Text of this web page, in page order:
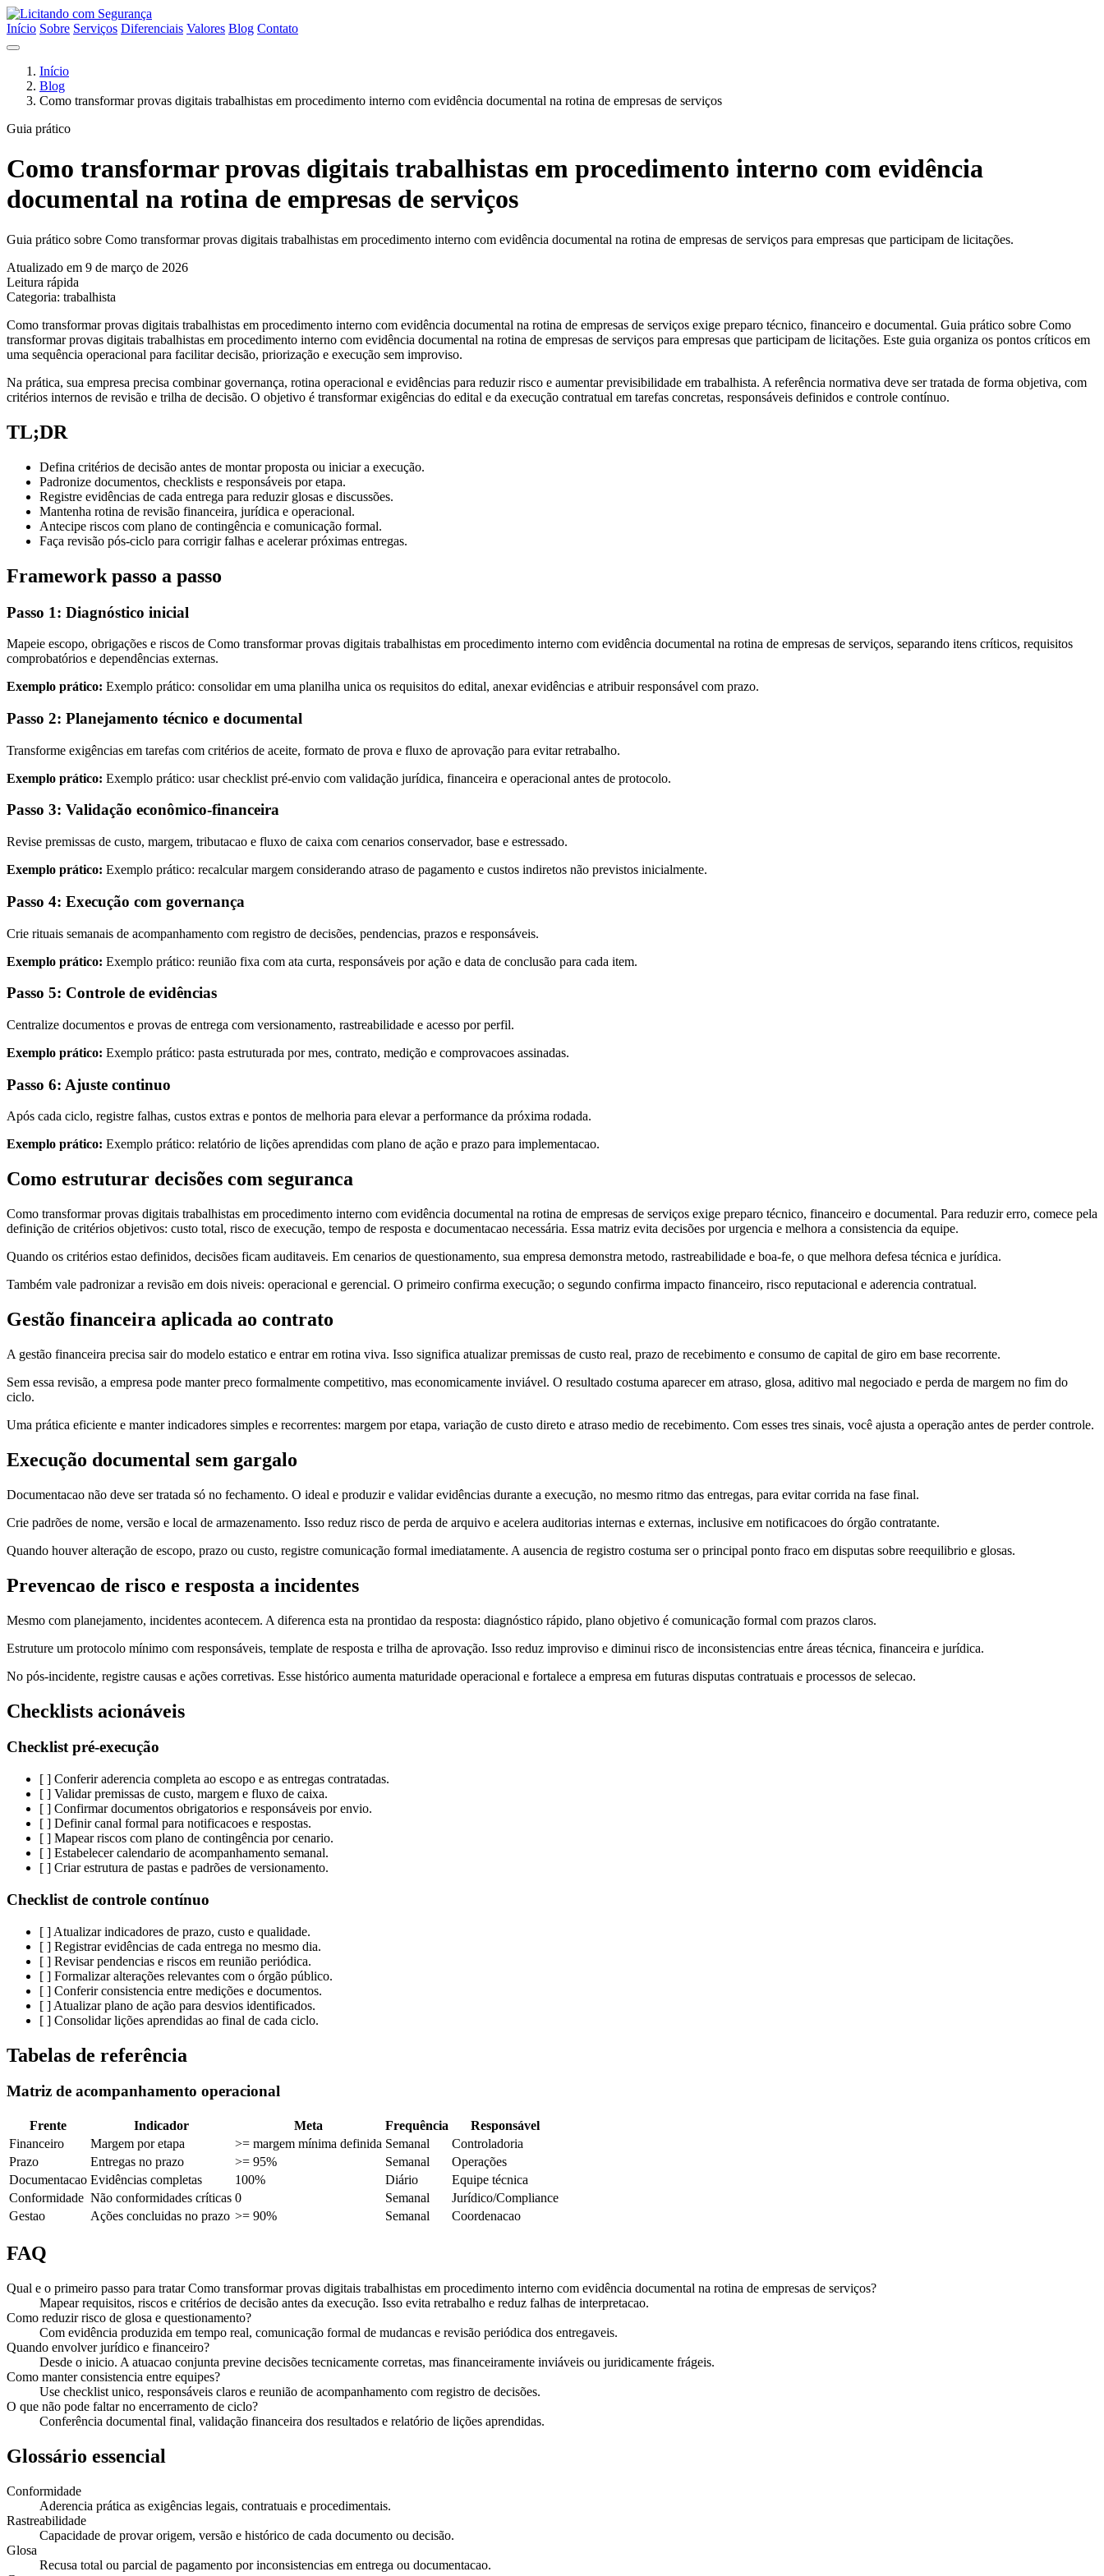
Início Sobre Serviços Diferenciais Valores Blog Contato
Início
Blog
Como transformar provas digitais trabalhistas em procedimento interno com evidência documental na rotina de empresas de serviços
Guia prático
Como transformar provas digitais trabalhistas em procedimento interno com evidência
documental na rotina de empresas de serviços
Guia prático sobre Como transformar provas digitais trabalhistas em procedimento interno com evidência documental na rotina de empresas de serviços para empresas que participam de licitações.
Atualizado em 9 de março de 2026
Leitura rápida
Categoria: trabalhista
Como transformar provas digitais trabalhistas em procedimento interno com evidência documental na rotina de empresas de serviços exige preparo técnico, financeiro e documental. Guia prático sobre Como
transformar provas digitais trabalhistas em procedimento interno com evidência documental na rotina de empresas de serviços para empresas que participam de licitações. Este guia organiza os pontos críticos em
uma sequência operacional para facilitar decisão, priorização e execução sem improviso.
Na prática, sua empresa precisa combinar governança, rotina operacional e evidências para reduzir risco e aumentar previsibilidade em trabalhista. A referência normativa deve ser tratada de forma objetiva, com
critérios internos de revisão e trilha de decisão. O objetivo é transformar exigências do edital e da execução contratual em tarefas concretas, responsáveis definidos e controle contínuo.
TL;DR
Defina critérios de decisão antes de montar proposta ou iniciar a execução.
Padronize documentos, checklists e responsáveis por etapa.
Registre evidências de cada entrega para reduzir glosas e discussões.
Mantenha rotina de revisão financeira, jurídica e operacional.
Antecipe riscos com plano de contingência e comunicação formal.
Faça revisão pós-ciclo para corrigir falhas e acelerar próximas entregas.
Framework passo a passo
Passo 1: Diagnóstico inicial
Mapeie escopo, obrigações e riscos de Como transformar provas digitais trabalhistas em procedimento interno com evidência documental na rotina de empresas de serviços, separando itens críticos, requisitos
comprobatórios e dependências externas.
Exemplo prático: Exemplo prático: consolidar em uma planilha unica os requisitos do edital, anexar evidências e atribuir responsável com prazo.
Passo 2: Planejamento técnico e documental
Transforme exigências em tarefas com critérios de aceite, formato de prova e fluxo de aprovação para evitar retrabalho.
Exemplo prático: Exemplo prático: usar checklist pré-envio com validação jurídica, financeira e operacional antes de protocolo.
Passo 3: Validação econômico-financeira
Revise premissas de custo, margem, tributacao e fluxo de caixa com cenarios conservador, base e estressado.
Exemplo prático: Exemplo prático: recalcular margem considerando atraso de pagamento e custos indiretos não previstos inicialmente.
Passo 4: Execução com governança
Crie rituais semanais de acompanhamento com registro de decisões, pendencias, prazos e responsáveis.
Exemplo prático: Exemplo prático: reunião fixa com ata curta, responsáveis por ação e data de conclusão para cada item.
Passo 5: Controle de evidências
Centralize documentos e provas de entrega com versionamento, rastreabilidade e acesso por perfil.
Exemplo prático: Exemplo prático: pasta estruturada por mes, contrato, medição e comprovacoes assinadas.
Passo 6: Ajuste continuo
Após cada ciclo, registre falhas, custos extras e pontos de melhoria para elevar a performance da próxima rodada.
Exemplo prático: Exemplo prático: relatório de lições aprendidas com plano de ação e prazo para implementacao.
Como estruturar decisões com seguranca
Como transformar provas digitais trabalhistas em procedimento interno com evidência documental na rotina de empresas de serviços exige preparo técnico, financeiro e documental. Para reduzir erro, comece pela
definição de critérios objetivos: custo total, risco de execução, tempo de resposta e documentacao necessária. Essa matriz evita decisões por urgencia e melhora a consistencia da equipe.
Quando os critérios estao definidos, decisões ficam auditaveis. Em cenarios de questionamento, sua empresa demonstra metodo, rastreabilidade e boa-fe, o que melhora defesa técnica e jurídica.
Também vale padronizar a revisão em dois niveis: operacional e gerencial. O primeiro confirma execução; o segundo confirma impacto financeiro, risco reputacional e aderencia contratual.
Gestão financeira aplicada ao contrato
A gestão financeira precisa sair do modelo estatico e entrar em rotina viva. Isso significa atualizar premissas de custo real, prazo de recebimento e consumo de capital de giro em base recorrente.
Sem essa revisão, a empresa pode manter preco formalmente competitivo, mas economicamente inviável. O resultado costuma aparecer em atraso, glosa, aditivo mal negociado e perda de margem no fim do
ciclo.
Uma prática eficiente e manter indicadores simples e recorrentes: margem por etapa, variação de custo direto e atraso medio de recebimento. Com esses tres sinais, você ajusta a operação antes de perder controle.
Execução documental sem gargalo
Documentacao não deve ser tratada só no fechamento. O ideal e produzir e validar evidências durante a execução, no mesmo ritmo das entregas, para evitar corrida na fase final.
Crie padrões de nome, versão e local de armazenamento. Isso reduz risco de perda de arquivo e acelera auditorias internas e externas, inclusive em notificacoes do órgão contratante.
Quando houver alteração de escopo, prazo ou custo, registre comunicação formal imediatamente. A ausencia de registro costuma ser o principal ponto fraco em disputas sobre reequilibrio e glosas.
Prevencao de risco e resposta a incidentes
Mesmo com planejamento, incidentes acontecem. A diferenca esta na prontidao da resposta: diagnóstico rápido, plano objetivo é comunicação formal com prazos claros.
Estruture um protocolo mínimo com responsáveis, template de resposta e trilha de aprovação. Isso reduz improviso e diminui risco de inconsistencias entre áreas técnica, financeira e jurídica.
No pós-incidente, registre causas e ações corretivas. Esse histórico aumenta maturidade operacional e fortalece a empresa em futuras disputas contratuais e processos de selecao.
Checklists acionáveis
Checklist pré-execução
[ ] Conferir aderencia completa ao escopo e as entregas contratadas.
[ ] Validar premissas de custo, margem e fluxo de caixa.
[ ] Confirmar documentos obrigatorios e responsáveis por envio.
[ ] Definir canal formal para notificacoes e respostas.
[ ] Mapear riscos com plano de contingência por cenario.
[ ] Estabelecer calendario de acompanhamento semanal.
[ ] Criar estrutura de pastas e padrões de versionamento.
Checklist de controle contínuo
[ ] Atualizar indicadores de prazo, custo e qualidade.
[ ] Registrar evidências de cada entrega no mesmo dia.
[ ] Revisar pendencias e riscos em reunião periódica.
[ ] Formalizar alterações relevantes com o órgão público.
[ ] Conferir consistencia entre medições e documentos.
[ ] Atualizar plano de ação para desvios identificados.
[ ] Consolidar lições aprendidas ao final de cada ciclo.
Tabelas de referência
Matriz de acompanhamento operacional
Frente Indicador Meta Frequência
Responsável
Financeiro
Margem por etapa >= margem mínima definida Semanal
Controladoria
Prazo
Entregas no prazo >= 95% Semanal
Operações
Documentacao Evidências completas 100% Diário
Equipe técnica
Conformidade Não conformidades críticas 0 Semanal
Jurídico/Compliance
Gestao
Ações concluidas no prazo >= 90% Semanal Coordenacao
FAQ
Qual e o primeiro passo para tratar Como transformar provas digitais trabalhistas em procedimento interno com evidência documental na rotina de empresas de serviços?
Mapear requisitos, riscos e critérios de decisão antes da execução. Isso evita retrabalho e reduz falhas de interpretacao.
Como reduzir risco de glosa e questionamento?
Com evidência produzida em tempo real, comunicação formal de mudancas e revisão periódica dos entregaveis.
Quando envolver jurídico e financeiro?
Desde o inicio. A atuacao conjunta previne decisões tecnicamente corretas, mas financeiramente inviáveis ou juridicamente frágeis.
Como manter consistencia entre equipes?
Use checklist unico, responsáveis claros e reunião de acompanhamento com registro de decisões.
O que não pode faltar no encerramento de ciclo?
Conferência documental final, validação financeira dos resultados e relatório de lições aprendidas.
Glossário essencial
Conformidade
Aderencia prática as exigências legais, contratuais e procedimentais.
Rastreabilidade
Capacidade de provar origem, versão e histórico de cada documento ou decisão.
Glosa
Recusa total ou parcial de pagamento por inconsistencias em entrega ou documentacao.